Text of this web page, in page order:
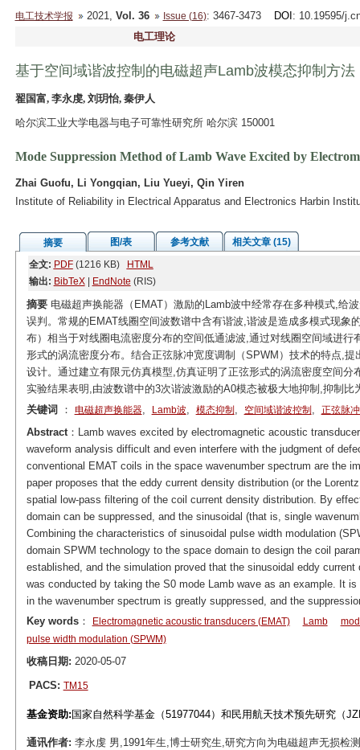
电工技术学报 2021, Vol. 36 Issue (16): 3467-3473 DOI : 10.19595/
电工理论
基于空间域谐波控制的电磁超声Lamb波模态抑制方法
翟国富, 李永虔, 刘玥怡, 秦伊人
哈尔滨工业大学电器与电子可靠性研究所 哈尔滨 150001
Mode Suppression Method of Lamb Wave Excited by
Zhai Guofu, Li Yongqian, Liu Yueyi, Qin Yiren
Institute of Reliability in Electrical Apparatus and Electronics Harbin
摘要 图/表 参考文献
相关文章 (15)
全文: PDF(1216 KB)
HTML
输出: BibTeX| EndNote (RIS)
摘要电磁超声换能器（EMAT）激励的Lamb波中经常存在多种模式,给
误判。常规的EMAT线圈空间波数谱中含有谐波,谐波是造成多模式现象
布）相当于对线圈电流密度分布的空间低通滤波,通过对线圈空间域进
形式的涡流密度分布。结合正弦脉冲宽度调制（SPWM）技术的特点,
设计。通过建立有限元仿真模型,仿真证明了正弦形式的涡流密度空间
实验结果表明,由波数谱中的3次谐波激励的A0模态被极大地抑制,抑制比
关键词
： 电磁超声换能器, Lamb波, 模态抑制 , 空间域谐波控制 , 正弦脉
Abstract：Lamb waves excited by electromagnetic acoustic
waveform analysis difficult and even interfere with the judgment of
conventional EMAT coils in the space wavenumber spectrum are the
paper proposes that the eddy current density distribution (or the
spatial low-pass filtering of the coil current density distribution. By
domain can be suppressed, and the sinusoidal (that is, single
Combining the characteristics of sinusoidal pulse width modulation
domain SPWM technology to the space domain to design the coil
established, and the simulation proved that the sinusoidal eddy
was conducted by taking the S0 mode Lamb wave as an example. It
in the wavenumber spectrum is greatly suppressed, and the
Key words： Electromagnetic acoustic transducers (EMAT) Lamb
pulse width modulation (SPWM)
收稿日期: 2020-05-07
PACS: TM15
基金资助: 国家自然科学基金（51977044）和民用航天技术预先研究（
通讯作者: 李永虔 男,1991年生,博士研究生,研究方向为电磁超声无损